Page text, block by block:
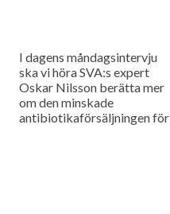
I dagens måndagsintervju
ska vi höra SVA:s expert
Oskar Nilsson berätta mer
om den minskade
antibiotikaförsäljningen för